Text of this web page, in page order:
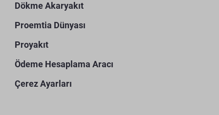
Dökme Akaryakıt
Proemtia Dünyası
Proyakıt
Ödeme Hesaplama Aracı
Çerez Ayarları